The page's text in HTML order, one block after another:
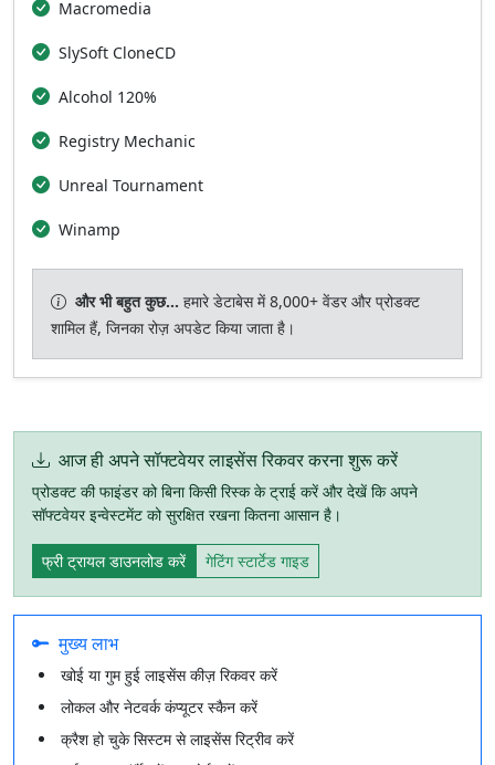
Macromedia
SlySoft CloneCD
Alcohol 120%
Registry Mechanic
Unreal Tournament
Winamp
और भी बहुत कुछ... हमारे डेटाबेस में 8,000+ वेंडर और प्रोडक्ट
शामिल हैं, जिनका रोज़ अपडेट किया जाता है।
आज ही अपने सॉफ्टवेयर लाइसेंस रिकवर करना शुरू करें
प्रोडक्ट की फाइंडर को बिना किसी रिस्क के ट्राई करें और देखें कि अपने
सॉफ्टवेयर इन्वेस्टमेंट को सुरक्षित रखना कितना आसान है।
फ्री ट्रायल डाउनलोड करें गेटिंग स्टार्टेड गाइड
मुख्य लाभ
खोई या गुम हुई लाइसेंस कीज़ रिकवर करें
लोकल और नेटवर्क कंप्यूटर स्कैन करें
क्रैश हो चुके सिस्टम से लाइसेंस रिट्रीव करें